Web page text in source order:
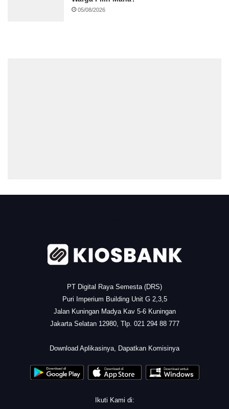
05/08/2026
PT Digital Raya Semesta (DRS)
Puri Imperium Building Unit G 2,3,5
Jalan Kuningan Madya Kav 5-6 Kuningan
Jakarta Selatan 12980, Tlp. 021 294 88 777
Download Aplikasinya, Dapatkan Komisinya
Ikuti Kami di: